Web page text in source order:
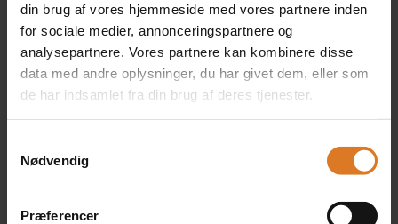
din brug af vores hjemmeside med vores partnere inden
for sociale medier, annonceringspartnere og
analysepartnere. Vores partnere kan kombinere disse
data med andre oplysninger, du har givet dem, eller som
de har indsamlet fra din brug af deres tjenester.
Nødvendig
Præferencer
2 x Eneværelse
+DKK 3.900 pr. værelse